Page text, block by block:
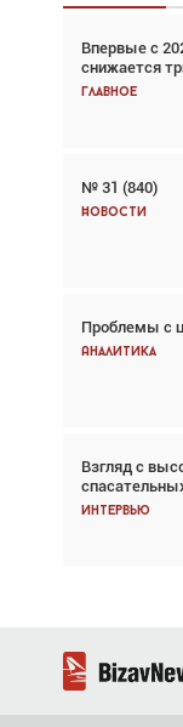
Впервые с
снижается
Главное
№ 31 (840)
Новости
Проблемы с
Аналитика
Взгляд с
Интервью
Взгляд с
Главное
говорит сама
Впервые с
снижается
Частный
покупке
Интервью